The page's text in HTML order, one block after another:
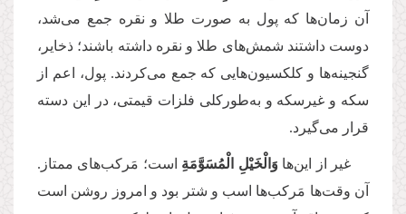
آن زمان‌ها که پول به صورت طلا و نقره جمع می‌شد،
دوست داشتند شمش‌های طلا و نقره داشته باشند؛ ذخایر،
گنجینه‌ها و کلکسیون‌هایی که جمع می‌کردند. پول، اعم از
سکه و غیرسکه و به‌طورکلی فلزات قیمتی، در این دسته
قرار می‌گیرد.
غیر از این‌هاوَالْخَيْلِ الْمُسَوَّمَةِ است؛ مَرکب‌های ممتاز.
آن وقت‌ها مَرکب‌ها اسب و شتر بود و امروز روشن است